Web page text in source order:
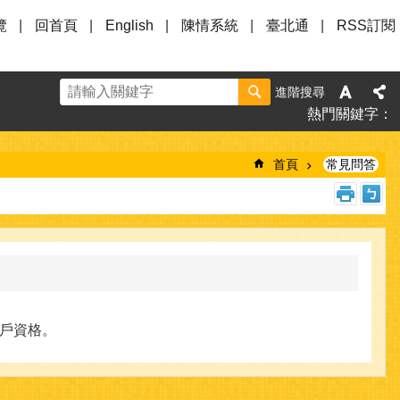
回首頁 English 陳情系統 臺北通 RSS訂閱
進階搜尋
熱門關鍵字
首頁 常見問答
資格。